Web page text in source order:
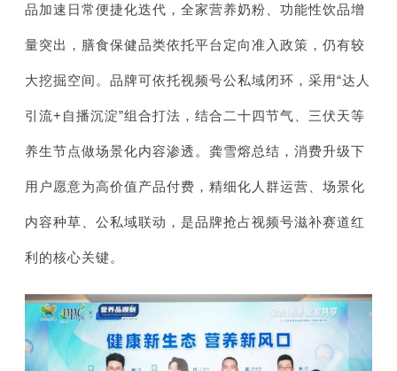
品加速日常便捷化迭代，全家营养奶粉、功能性饮品增
量突出，膳食保健品类依托平台定向准入政策，仍有较
大挖掘空间。品牌可依托视频号公私域闭环，采用“达人
引流+自播沉淀”组合打法，结合二十四节气、三伏天等
养生节点做场景化内容渗透。龚雪熔总结，消费升级下
用户愿意为高价值产品付费，精细化人群运营、场景化
内容种草、公私域联动，是品牌抢占视频号滋补赛道红
利的核心关键。